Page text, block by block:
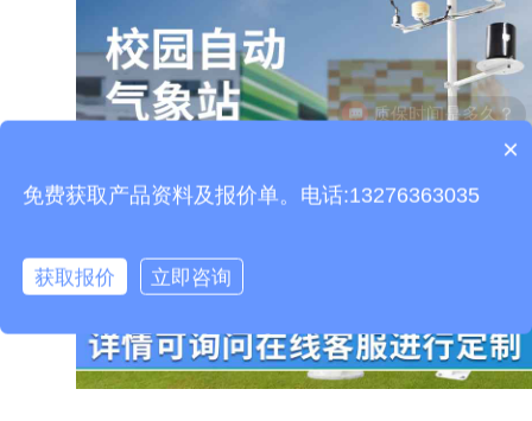
质保时间是多久？
设备有检测证书吗？
×
免费获取产品资料及报价单。电话:13276363035
获取报价 立即咨询